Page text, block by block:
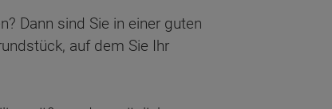
Dann sind Sie in einer guten
auf dem Sie Ihr